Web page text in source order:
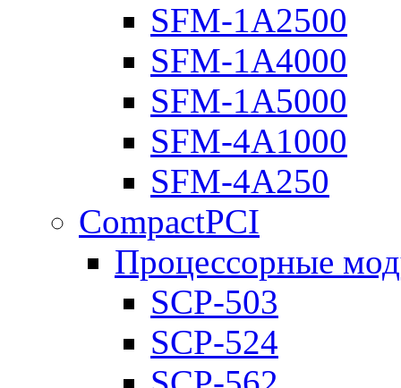
SFM-1A2500
SFM-1A4000
SFM-1A5000
SFM-4A1000
SFM-4A250
CompactPCI
Процессорные
SCP-503
SCP-524